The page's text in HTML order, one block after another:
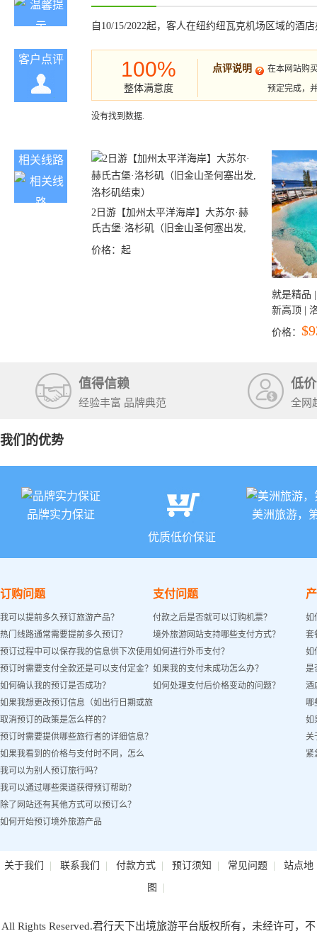
自10/15/2022起，客人在纽约纽瓦克机场区域的酒
客户点评 100%
整体满意度
点评说明
在本网站购
预定完成，
没有找到数据.
相关线路
2日游【加州太平洋海岸】大苏尔·赫
氏古堡·洛杉矶（旧金山圣何塞出发,
洛杉矶结束）
价格： 起
就是精品
新高顶 |
彩穴+马
价格：
值得信赖
经验丰富 品牌典范
低
全网
我们的优势
品牌实力保证
优质低价保证
美洲旅游，
订购问题
我可以提前多久预订旅游产品？
热门线路通常需要提前多久预订？
预订过程中可以保存我的信息供下次使用
吗？
预订时需要支付全款还是可以支付定金？
如何确认我的预订是否成功？
如果我想更改预订信息（如出行日期或旅
客姓名）怎么办？
取消预订的政策是怎么样的？
预订时需要提供哪些旅行者的详细信息？
如果我看到的价格与支付时不同，怎么
办？
我可以为别人预订旅行吗？
我可以通过哪些渠道获得预订帮助？
除了网站还有其他方式可以预订么？
如何开始预订境外旅游产品
支付问题
付款之后是否就可以订购机票？
境外旅游网站支持哪些支付方式？
如何进行外币支付？
如果我的支付未成功怎么办？
如何处理支付后价格变动的问题？
如
套
如
是
酒
哪
如
关
紧
关于我们 | 联系我们 | 付款方式| 预订须知 | 常见问题| 站点地
图 |
All Rights Reserved.君行天下出境旅游平台版权所有，未经许可，不